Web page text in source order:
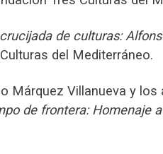
de culturas:
del Mediterráneo.
Márquez Villanueva y
de frontera: Homenaje